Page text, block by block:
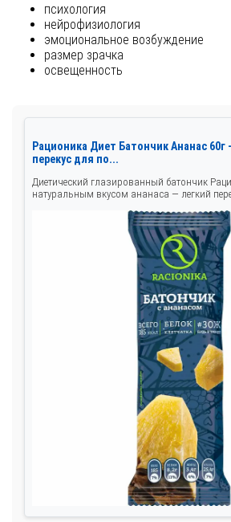
психология
нейрофизиология
эмоциональное возбуждение
размер зрачка
освещенность
Рационика Диет Батончик Ананас
перекус для по...
Диетический глазированный батончик
натуральным вкусом ананаса — легкий